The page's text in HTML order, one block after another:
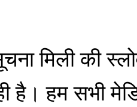
मिली की
है। हम सभी